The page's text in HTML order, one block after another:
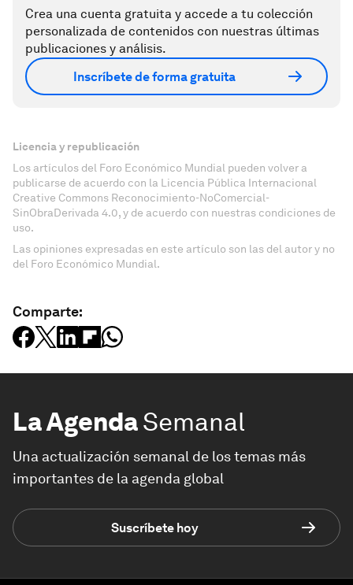
Crea una cuenta gratuita y accede a tu colección
personalizada de contenidos con nuestras últimas
publicaciones y análisis.
Inscríbete de forma gratuita
Licencia y republicación
Los artículos del Foro Económico Mundial pueden volver a
publicarse de acuerdo con la Licencia Pública Internacional
Creative Commons Reconocimiento-NoComercial-
SinObraDerivada 4.0, y de acuerdo con nuestras condiciones de
uso.
Las opiniones expresadas en este artículo son las del autor y no
del Foro Económico Mundial.
Comparte:
La AgendaSemanal
Una actualización semanal de los temas más
importantes de la agenda global
Suscríbete hoy